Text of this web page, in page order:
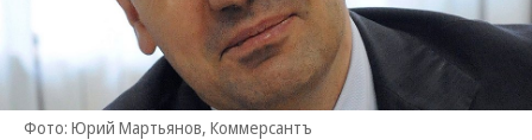
Фото: Юрий Мартьянов, Коммерсантъ